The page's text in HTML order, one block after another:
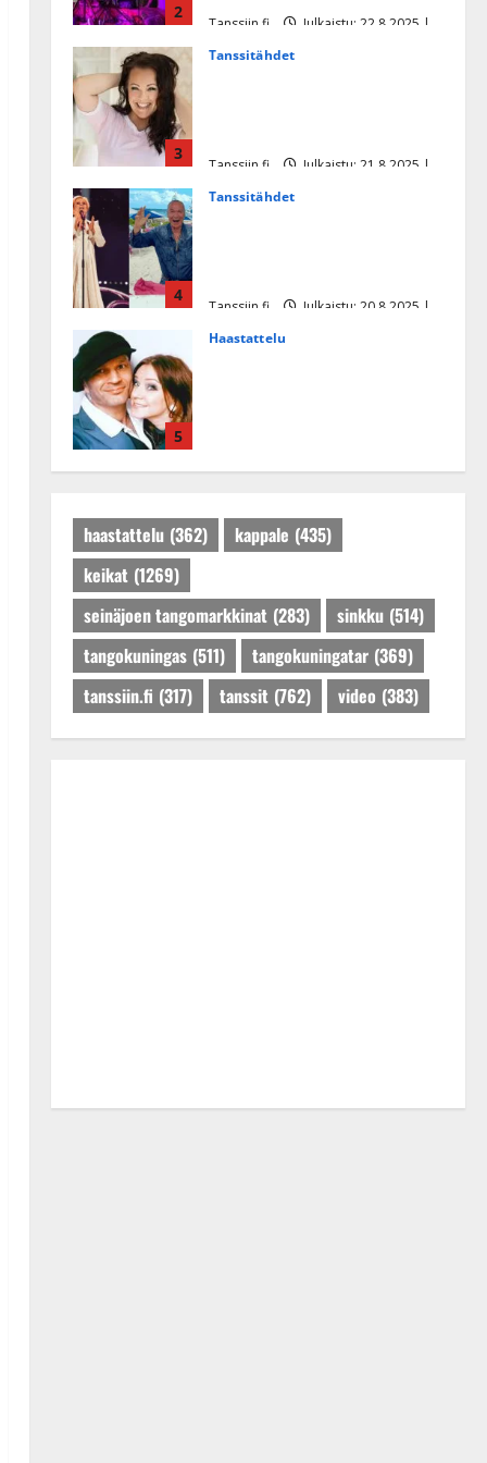
2
Tanssiin.fi
Julkaistu: 22.8.2025 |
3
Tanssitähdet
Tanssiin.fi
Julkaistu: 21.8.2025 |
4
Tanssitähdet
Tanssiin.fi
Julkaistu: 20.8.2025 |
5
Haastattelu
Tanssiin.fi
Julkaistu: 27.4.2025 |
haastattelu (362) kappale (435)
keikat (1269)
seinäjoen tangomarkkinat (283) sinkku (514)
tangokuningas (511) tangokuningatar (369)
tanssiin.fi (317) tanssit (762) video (383)